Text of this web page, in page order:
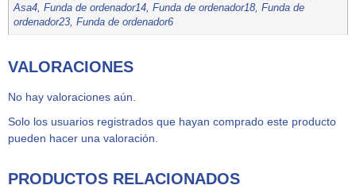
Asa4,Funda de ordenador14,Funda de ordenador18,Funda de
ordenador23,Funda de ordenador6
VALORACIONES
No hay valoraciones aún.
Solo los usuarios registrados que hayan comprado este producto
pueden hacer una valoración.
PRODUCTOS RELACIONADOS